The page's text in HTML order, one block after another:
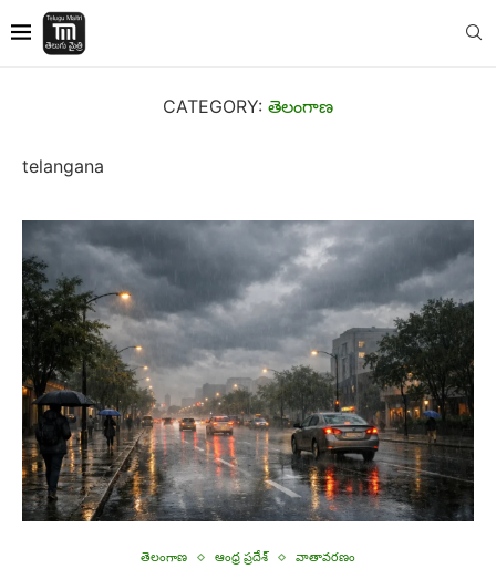
CATEGORY: తెలంగాణ
telangana
తెలంగాణ ఆంధ్ర ప్రదేశ్ వాతావరణం